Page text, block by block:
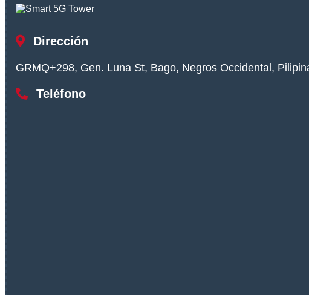
Dirección
GRMQ+298, Gen. Luna St, Bago, Negros Occidental,
Teléfono